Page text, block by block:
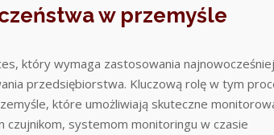
w przemyśle
który wymaga zastosowania
przedsiębiorstwa. Kluczową rolę w tym
które umożliwiają skuteczne
czujnikom, systemom monitoringu w czasie